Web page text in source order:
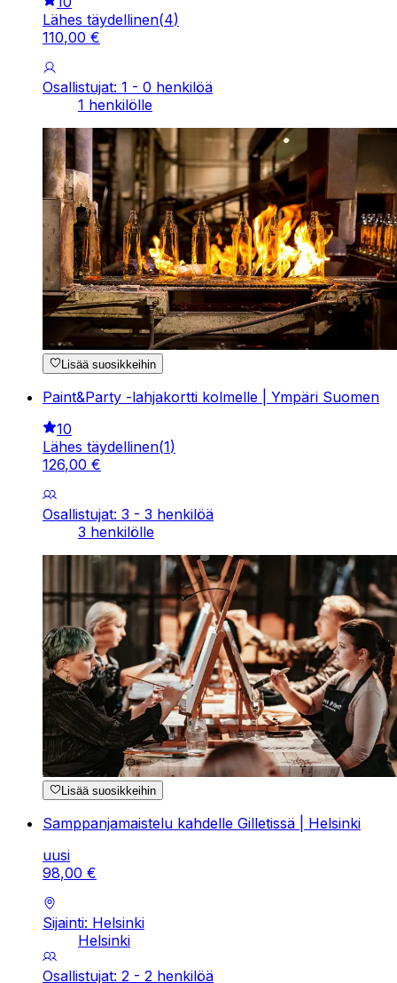
Lähes täydellinen(4)
110,00 €
Osallistujat: 1 - 0 henkilöä
1 henkilölle
Lisää suosikkeihin
Paint&Party -lahjakortti kolmelle | Ympäri Suomen
10
Lähes täydellinen(1)
126,00 €
Osallistujat: 3 - 3 henkilöä
3 henkilölle
Lisää suosikkeihin
Samppanjamaistelu kahdelle Gilletissä | Helsinki
uusi
98,00 €
Sijainti: Helsinki
Helsinki
Osallistujat: 2 - 2 henkilöä